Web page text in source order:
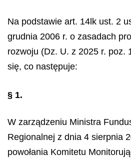
Na podstawie art. 14lk ust. 2
grudnia 2006 r. o zasadach
rozwoju (Dz. U. z 2025 r. poz.
się, co następuje:
§ 1.
W zarządzeniu Ministra
Regionalnej z dnia 4 sierpnia
powołania Komitetu